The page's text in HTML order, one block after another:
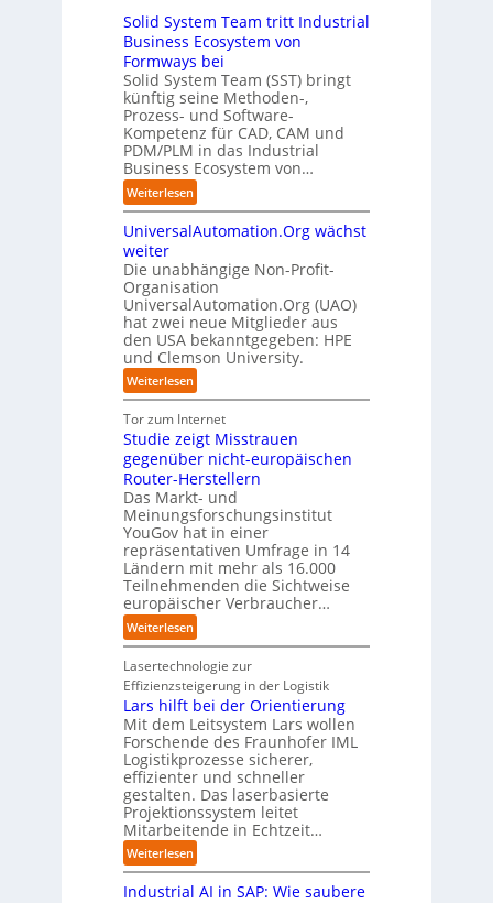
i
b
e
n
u
n
b
e
s
t
z
f
ü
r
d
e
n
G
i
g
a
f
a
c
t
o
r
y
-
A
u
s
b
a
u
-
C
E
O
h
e
n
z
e
n
t
r
e
n
n
D
e
u
t
s
c
h
l
a
n
d
T
e
f
f
p
u
n
k
t
f
r
p
r
a
x
i
s
n
a
e
A
u
t
o
m
a
t
i
s
i
e
r
u
n
g
s
l
ö
s
u
n
g
e
n
b
:
D
i
s
r
u
p
t
b
l
i
c
k
t
a
u
f
d
i
e
Z
u
k
u
n
f
t
d
e
r
I
n
d
s
t
r
i
e
a
u
t
o
m
a
Solid System Team tritt Industrial
Business Ecosystem von
Formways bei
Solid System Team (SST) bringt
künftig seine Methoden-,
Prozess- und Software-
Kompetenz für CAD, CAM und
PDM/PLM in das Industrial
Business Ecosystem von…
Weiterlesen:
S
o
i
d
S
y
s
t
e
m
T
e
a
t
r
i
t
t
I
n
d
u
t
r
i
a
l
B
s
i
n
e
s
UniversalAutomation.Org wächst
weiter
Die unabhängige Non-Profit-
Organisation
UniversalAutomation.Org (UAO)
hat zwei neue Mitglieder aus
den USA bekanntgegeben: HPE
und Clemson University.
Weiterlesen:
U
n
i
v
e
r
s
a
l
A
u
t
o
m
a
t
i
o
n
.
O
g
w
ä
c
h
Tor zum Internet
Studie zeigt Misstrauen
gegenüber nicht-europäischen
Router-Herstellern
Das Markt- und
Meinungsforschungsinstitut
YouGov hat in einer
repräsentativen Umfrage in 14
Ländern mit mehr als 16.000
Teilnehmenden die Sichtweise
europäischer Verbraucher…
Weiterlesen:
S
t
u
d
i
e
z
e
g
t
M
i
s
Lasertechnologie zur
Effizienzsteigerung in der Logistik
Lars hilft bei der Orientierung
Mit dem Leitsystem Lars wollen
Forschende des Fraunhofer IML
Logistikprozesse sicherer,
effizienter und schneller
gestalten. Das laserbasierte
Projektionssystem leitet
Mitarbeitende in Echtzeit…
Weiterlesen:
L
a
Industrial AI in SAP: Wie saubere